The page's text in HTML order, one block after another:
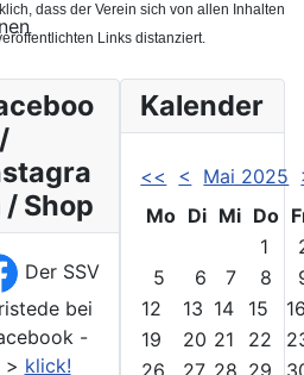
dass der Verein sich von allen Inhalten
Links distanziert.
/ Shop
Der SSV
bei
-
> klick!
Kalender
<< < Mai 2025
Mo Di Mi Do
1
5
6 7 8
12
13 14 15
19
20 21 22